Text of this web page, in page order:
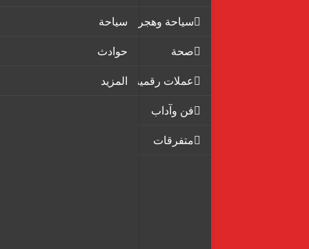
سياحة وهجرة
صحة
عملات رقمية
فن وآداب
متفرقات
سياحة
حوادث
المزيد